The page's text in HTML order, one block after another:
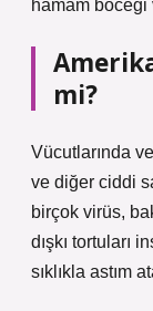
hamam
mi?
Vücutlarında
ve diğer ciddi
birçok virüs,
dışkı tortuları
sıklıkla astım